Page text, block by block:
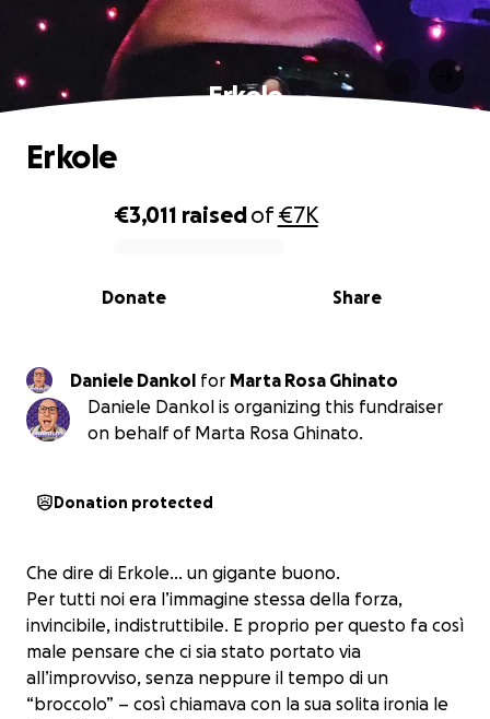
Erkole
0% complete
€3,011 raisedof€7K
Share
Donate
Erkole
Daniele Dankol for Marta Rosa Ghinato
Daniele Dankol is organizing this fundraiser
on behalf of Marta Rosa Ghinato.
Donation protected
Che dire di Erkole… un gigante buono.
Per tutti noi era l’immagine stessa della forza,
invincibile, indistruttibile. E proprio per questo fa così
male pensare che ci sia stato portato via
all’improvviso, senza neppure il tempo di un
“broccolo” – così chiamava con la sua solita ironia le